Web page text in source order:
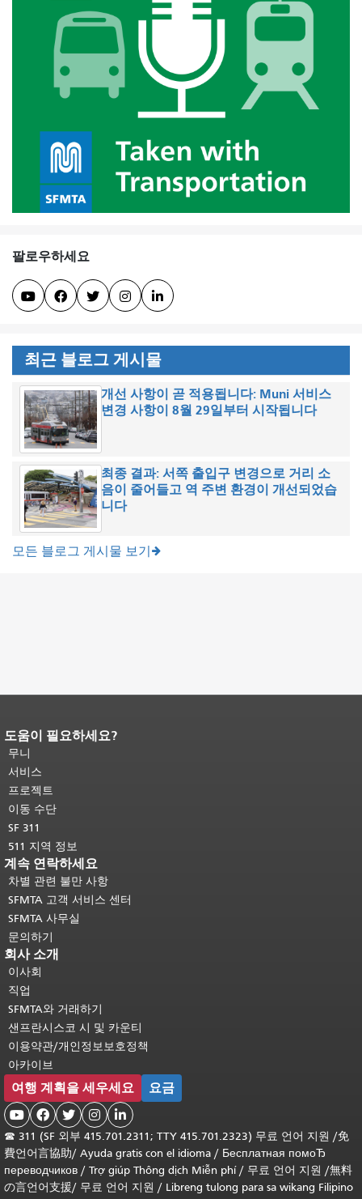
팔로우하세요
    
최근 블로그 게시물
개선 사항이 곧 적용됩니다: Muni 서비스
변경 사항이 8월 29일부터 시작됩니다
최종 결과: 서쪽 출입구 변경으로 거리 소
음이 줄어들고 역 주변 환경이 개선되었습
니다
모든 블로그 게시물 보기
페이지 내용 끝입니다.이 페이지의 나
머지 내용은 모든 페이지에 반복됩니
다.메인 콘텐츠 상단으로 돌아가려면
여기를 클릭하십시오
도움이 필요하세요?
무니
서비스
프로젝트
이동 수단
SF 311
511 지역 정보
계속 연락하세요
차별 관련 불만 사항
SFMTA 고객 서비스 센터
SFMTA 사무실
문의하기
회사 소개
이사회
직업
SFMTA와 거래하기
샌프란시스코 시 및 카운티
이용약관/개인정보보호정책
아카이브
여행 계획을 세우세요 요금
    
☎ 311 (SF 외부 415.701.2311; TTY 415.701.2323) 무료 언어 지원 /免
費언어言協助/ Ayuda gratis con el idioma / Бесплатная помоЂ
переводчиков / Trợ giúp Thông dịch Miễn phí/ 무료 언어 지원 /無料
の言언어支援/ 무료 언어 지원 / Libreng tulong para sa wikang Filipino